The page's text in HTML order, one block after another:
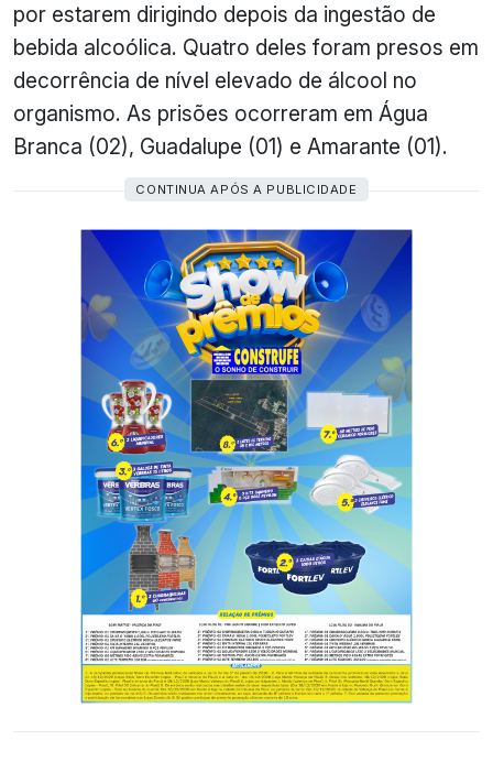
por estarem dirigindo depois da ingestão de
bebida alcoólica. Quatro deles foram presos em
decorrência de nível elevado de álcool no
organismo. As prisões ocorreram em Água
Branca (02), Guadalupe (01) e Amarante (01).
CONTINUA APÓS A PUBLICIDADE